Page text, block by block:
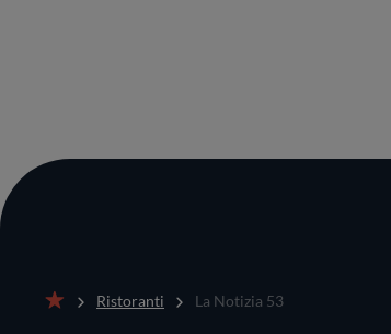
Ristoranti La Notizia 53